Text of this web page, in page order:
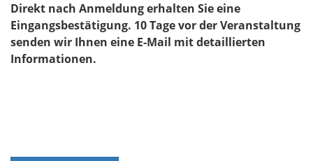
Direkt nach Anmeldung erhalten Sie eine
Eingangsbestätigung. 10 Tage vor der Veranstaltung
senden wir Ihnen eine E-Mail mit detaillierten
Informationen.